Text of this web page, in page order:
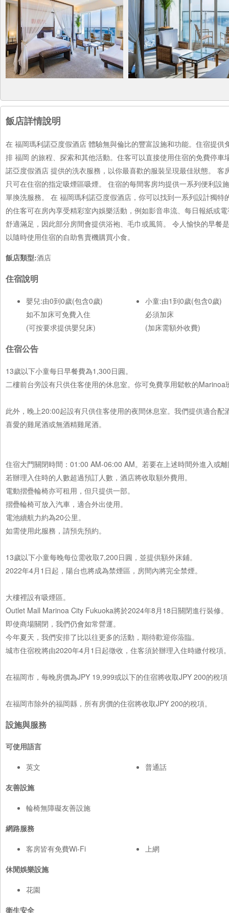
飯店詳情說明
在 福岡瑪利諾亞度假酒店 體驗無與倫比的豐富設施和功能。住宿提
排 福岡 的旅程、探索和其他活動。住客可以直接使用住宿的免費停
諾亞度假酒店 提供的洗衣服務，以你最喜歡的服裝呈現最佳狀態。
只可在住宿的指定吸煙區吸煙。 住宿的每間客房均提供一系列便利
單換洗服務。 在 福岡瑪利諾亞度假酒店，你可以找到一系列設計獨
的住客可在房內享受精彩室內娛樂活動，例如影音串流、每日報紙或
舒適滿足，因此部分房間會提供浴袍、毛巾或風筒。 令人愉快的早
以隨時使用住宿的自助售賣機購買小食。
飯店類型:酒店
住宿說明
嬰兒:由0到0歲(包含0歲)
如不加床可免費入住
(可按要求提供嬰兒床)
小童:由1到0歲(包含0歲)
必須加床
(加床需額外收費)
住宿公告
13歲以下小童每日早餐費為1,300日圓。
二樓前台旁設有只供住客使用的休息室。你可免費享用鬆軟的
此外，晚上20:00起設有只供住客使用的夜間休息室。我們提供適合
喜愛的雞尾酒或無酒精雞尾酒。
住宿大門關閉時間：01:00 AM-06:00 AM。若要在上述時間外進入或
若辦理入住時的人數超過預訂人數，酒店將收取額外費用。
電動摺疊輪椅亦可租用，但只提供一部。
摺疊輪椅可放入汽車，適合外出使用。
電池續航力約為20公里。
如需使用此服務，請預先預約。
13歲以下小童每晚每位需收取7,200日圓，並提供額外床鋪。
2022年4月1日起，陽台也將成為禁煙區，房間內將完全禁煙。
大樓裡設有吸煙區。
Outlet Mall Marinoa City Fukuoka將於2024年8月18日關閉進行裝修。
即使商場關閉，我們仍會如常營運。
今年夏天，我們安排了比以往更多的活動，期待歡迎你蒞臨。
城市住宿稅將由2020年4月1日起徵收，住客須於辦理入住時繳付稅項
在福岡市，每晚房價為JPY 19,999或以下的住宿將收取JPY 200的稅
在福岡市除外的福岡縣，所有房價的住宿將收取JPY 200的稅項。
設施與服務
可使用語言
英文
普通話
友善設施
輪椅無障礙友善設施
網路服務
客房皆有免費Wi-Fi
上網
休閒娛樂設施
花園
衛生安全